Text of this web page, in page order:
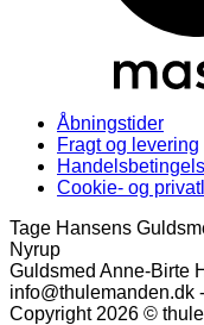
Åbningstider
Fragt og levering
Cookie- og
Tage Hansens
Nyrup
Guldsmed Anne-Birte
info@thulemanden.dk
Copyright 2026 ©